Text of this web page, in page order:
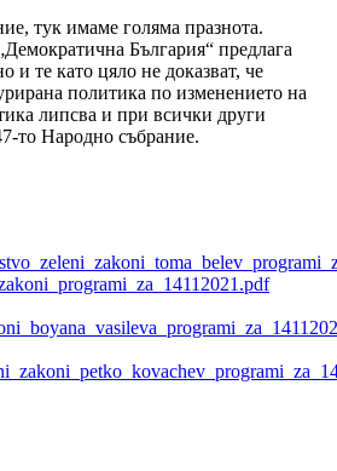
тук имаме голяма празнота.
България“ предлага
и те като цяло не доказват, че
политика по изменението на
липсва и при всички други
то Народно събрание.